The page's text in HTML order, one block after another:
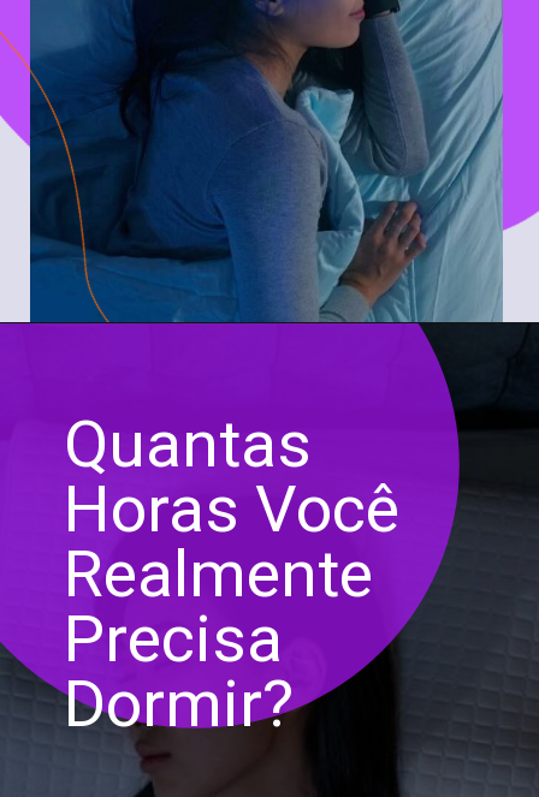
Quantas
Horas Você
Realmente
Precisa
Dormir?